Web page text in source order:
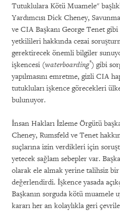
Tutuklulara Kötü Muamele"
Yardımcısı Dick Cheney,
ve CIA Başkanı George Tenet
yetkilileri hakkında cezai
gerektirecek önemli bilgiler
işkencesi (waterboarding*) gibi
yapılmasını emretme, gizli CIA
tutukluları işkence görecekleri
bulunuyor.
İnsan Hakları İzleme Örgütü
Cheney, Rumsfeld ve Tenet
suçlarına izin verdikleri için
yetecek sağlam sebepler var.
olarak ele almak yerine talihsiz
değerlendirdi. İşkence yasada
Başkanın sorguda kötü muamele
kararı her an kolaylıkla geri